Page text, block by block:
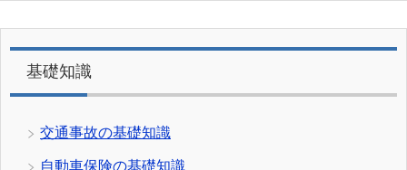
基礎知識
交通事故の基礎知識
自動車保険の基礎知識